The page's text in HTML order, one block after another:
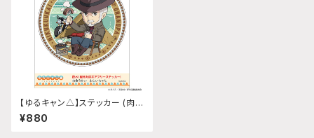
【ゆるキャン△】ステッカー (肉食
うかい おじいちゃん)
¥880